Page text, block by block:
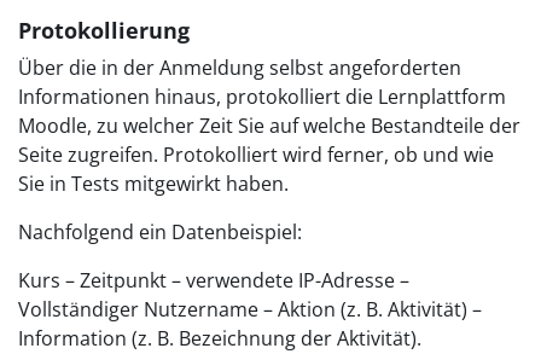
Protokollierung
Über die in der Anmeldung selbst angeforderten
Informationen hinaus, protokolliert die Lernplattform
Moodle, zu welcher Zeit Sie auf welche Bestandteile der
Seite zugreifen. Protokolliert wird ferner, ob und wie
Sie in Tests mitgewirkt haben.
Nachfolgend ein Datenbeispiel:
Kurs – Zeitpunkt – verwendete IP-Adresse –
Vollständiger Nutzername – Aktion (z. B. Aktivität) –
Information (z. B. Bezeichnung der Aktivität).